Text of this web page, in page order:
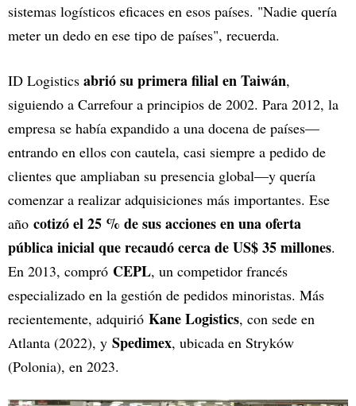
sistemas logísticos eficaces en esos países. "Nadie quería
meter un dedo en ese tipo de países", recuerda.
ID Logistics abrió su primera filial en Taiwán,
siguiendo a Carrefour a principios de 2002. Para 2012, la
empresa se había expandido a una docena de países—
entrando en ellos con cautela, casi siempre a pedido de
clientes que ampliaban su presencia global—y quería
comenzar a realizar adquisiciones más importantes. Ese
año cotizó el 25 % de sus acciones en una oferta
pública inicial que recaudó cerca de US$ 35 millones.
En 2013, compró CEPL, un competidor francés
especializado en la gestión de pedidos minoristas. Más
recientemente, adquirió Kane Logistics, con sede en
Atlanta (2022), y Spedimex, ubicada en Stryków
(Polonia), en 2023.